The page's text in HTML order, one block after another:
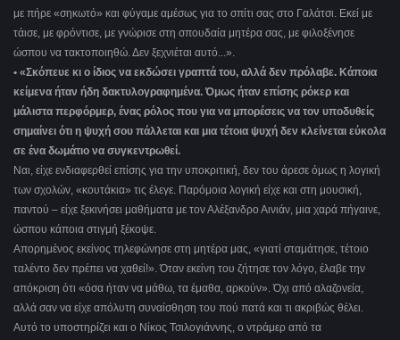
με πήρε «σηκωτό» και φύγαμε αμέσως για το σπίτι σας στο Γαλάτσι. Εκεί με
τάισε, με φρόντισε, με γνώρισε στη σπουδαία μητέρα σας, με φιλοξένησε
ώσπου να τακτοποιηθώ. Δεν ξεχνιέται αυτό...».
• «Σκόπευε κι ο ίδιος να εκδώσει γραπτά του, αλλά δεν πρόλαβε. Κάποια
κείμενα ήταν ήδη δακτυλογραφημένα. Όμως ήταν επίσης ρόκερ και
μάλιστα περφόρμερ, ένας ρόλος που για να μπορέσεις να τον υποδυθείς
σημαίνει ότι η ψυχή σου πάλλεται και μια τέτοια ψυχή δεν κλείνεται εύκολα
σε ένα δωμάτιο να συγκεντρωθεί.
Ναι, είχε ενδιαφερθεί επίσης για την υποκριτική, δεν του άρεσε όμως η λογική
των σχολών, «κουτάκια» τις έλεγε. Παρόμοια λογική είχε και στη μουσική,
παντού – είχε ξεκινήσει μαθήματα με τον Αλέξανδρο Αινιάν, μια χαρά πήγαινε,
ώσπου κάποια στιγμή ξέκοψε.
Απορημένος εκείνος τηλεφώνησε στη μητέρα μας, «γιατί σταμάτησε, τέτοιο
ταλέντο δεν πρέπει να χαθεί!». Όταν εκείνη του ζήτησε τον λόγο, έλαβε την
απόκριση ότι «όσα ήταν να μάθω, τα έμαθα, αρκούν». Όχι από αλαζονεία,
αλλά σαν να είχε απόλυτη συναίσθηση του πού πατά και τι ακριβώς θέλει.
Αυτό το υποστηρίζει και ο Νίκος Τσιλογιάννης, ο ντράμερ από τα